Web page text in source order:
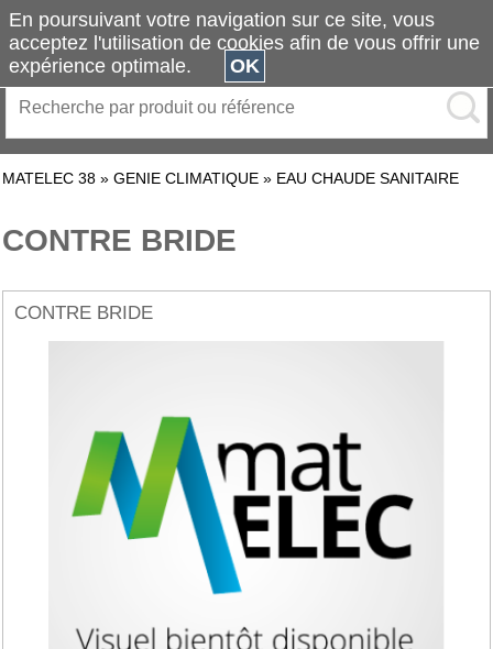
MATELEC 38 » GENIE CLIMATIQUE » EAU CHAUDE SANITAIRE
CONTRE BRIDE
CONTRE BRIDE
En poursuivant votre navigation sur ce site, vous
acceptez l'utilisation de cookies afin de vous offrir une
expérience optimale.
OK